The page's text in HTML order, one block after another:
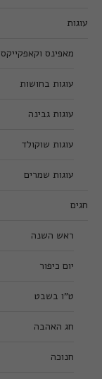
עוגות
מאפינס וקאפקייקס
עוגות בחושות
עוגות גבינה
עוגות שוקולד
עוגות שמרים
חגים
ראש השנה
יום כיפור
ט”ו בשבט
חג האהבה
חנוכה